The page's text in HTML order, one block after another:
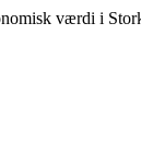
værdi i